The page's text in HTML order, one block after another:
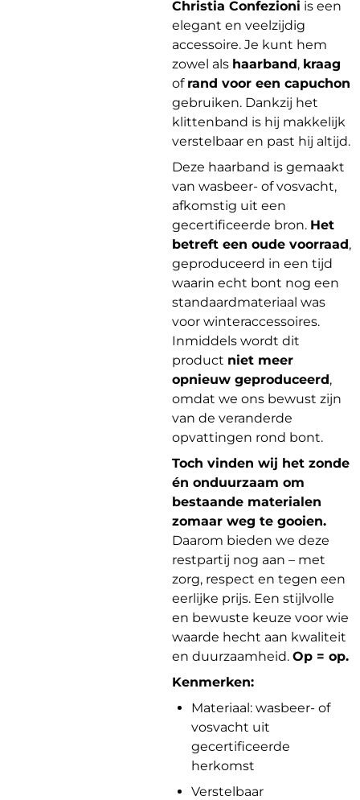
Christia Confezioni is een
elegant en veelzijdig
accessoire. Je kunt hem
zowel als haarband, kraag
of rand voor een capuchon
gebruiken. Dankzij het
klittenband is hij makkelijk
verstelbaar en past hij altijd.
Deze haarband is gemaakt
van wasbeer- of vosvacht,
afkomstig uit een
gecertificeerde bron. Het
betreft een oude voorraad,
geproduceerd in een tijd
waarin echt bont nog een
standaardmateriaal was
voor winteraccessoires.
Inmiddels wordt dit
product niet meer
opnieuw geproduceerd,
omdat we ons bewust zijn
van de veranderde
opvattingen rond bont.
Toch vinden wij het zonde
én onduurzaam om
bestaande materialen
zomaar weg te gooien.
Daarom bieden we deze
restpartij nog aan – met
zorg, respect en tegen een
eerlijke prijs. Een stijlvolle
en bewuste keuze voor wie
waarde hecht aan kwaliteit
en duurzaamheid. Op = op.
Kenmerken:
Materiaal: wasbeer- of
vosvacht uit
gecertificeerde
herkomst
Verstelbaar